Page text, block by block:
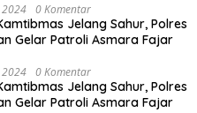
2024 0 Komentar
Jelang Sahur, Polres
Gelar Patroli Asmara Fajar
2024 0 Komentar
Jelang Sahur, Polres
Gelar Patroli Asmara Fajar